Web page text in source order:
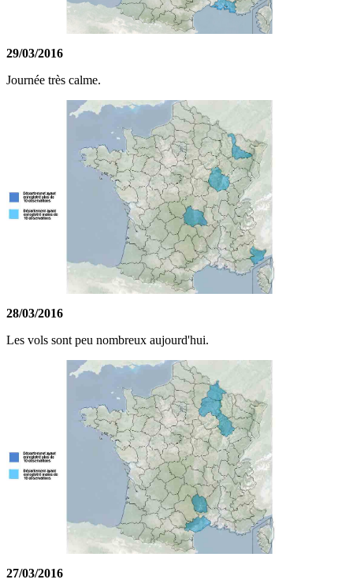
29/03/2016
Journée très calme.
28/03/2016
Les vols sont peu nombreux aujourd'hui.
27/03/2016